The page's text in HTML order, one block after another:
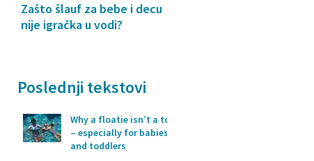
Zašto šlauf za bebe i decu
nije igračka u vodi?
Poslednji tekstovi
Why a floatie isn’t a toy
– especially for babies
and toddlers